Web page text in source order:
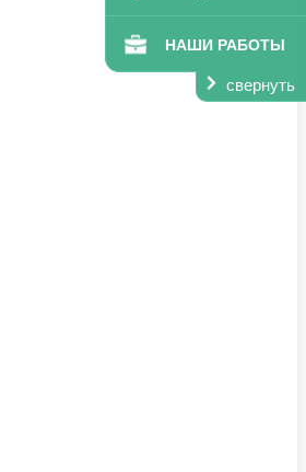
НАШИ РАБОТЫ
свернуть